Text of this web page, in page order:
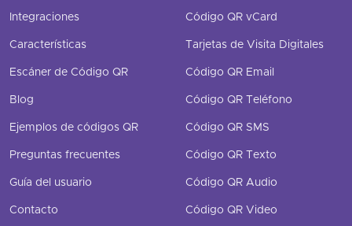
Integraciones
Características
Escáner de Código QR
Blog
Ejemplos de códigos QR
Preguntas frecuentes
Guía del usuario
Contacto
Código QR vCard
Tarjetas de Visita Digitales
Código QR Email
Código QR Teléfono
Código QR SMS
Código QR Texto
Código QR Audio
Código QR Video